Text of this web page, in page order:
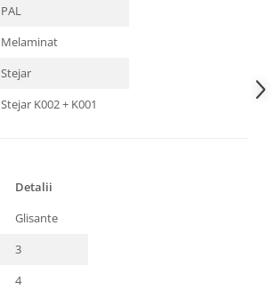
PAL
Melaminat
Stejar
Stejar K002 + K001
Detalii
Glisante
3
4